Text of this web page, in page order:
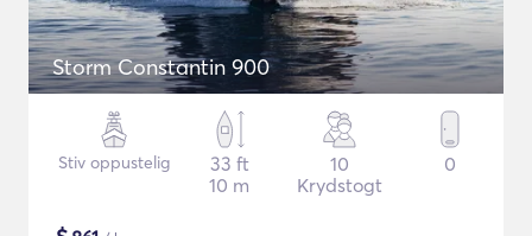
Storm Constantin 900
Stiv oppustelig
33 ft
10 m
10
Krydstogt
0